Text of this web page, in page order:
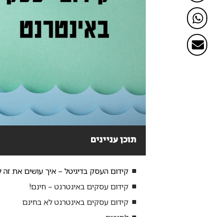
תוכן עניינים
קידום העסק בדיגיטל – איך עושים את זה
קידום עסקים באינטרנט – חינם!
קידום עסקים באינטרנט לא בחינם